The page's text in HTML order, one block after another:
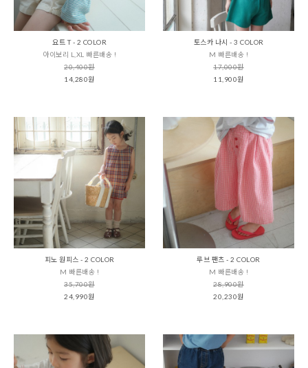
요트 T - 2 COLOR
아이보리 L,XL 빠른배송 !
20,400원
14,280원
토스카 나시 - 3 COLOR
M 빠른배송 !
17,000원
11,900원
피노 원피스 - 2 COLOR
M 빠른배송 !
35,700원
24,990원
루브 팬츠 - 2 COLOR
M 빠른배송 !
28,900원
20,230원